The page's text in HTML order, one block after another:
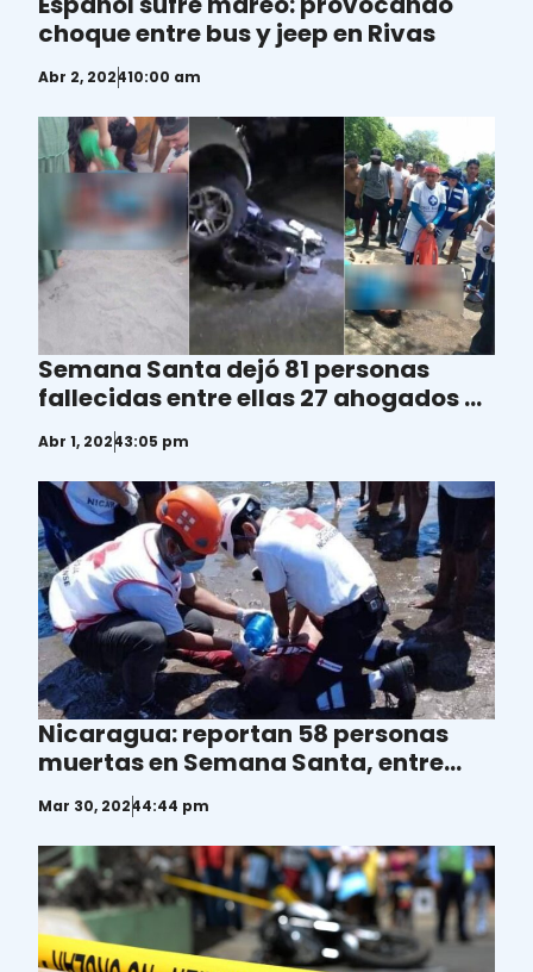
choque entre bus y jeep en Rivas
Abr 2, 202410:00 am
Semana Santa dejó 81 personas
fallecidas entre ellas 27 ahogados en
Nicaragua
Abr 1, 20243:05 pm
Nicaragua: reportan 58 personas
muertas en Semana Santa, entre
ellos 16 ahogados
Mar 30, 20244:44 pm